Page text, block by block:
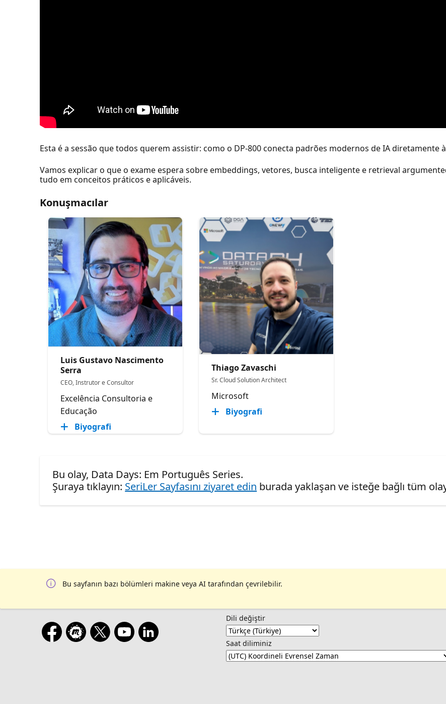
Esta é a sessão que todos querem assistir: como o DP-800 conecta padrões modernos de IA diretamente
Vamos explicar o que o exame espera sobre embeddings, vetores, busca inteligente e retrieval
tudo em conceitos práticos e aplicáveis.
Konuşmacılar
Luis Gustavo Nascimento
Serra
CEO, Instrutor e Consultor
Excelência Consultoria e
Educação
Biyografi
Thiago Zavaschi
Sr. Cloud Solution Architect
Microsoft
Biyografi
Bu olay, Data Days: Em Português Series.
Şuraya tıklayın: SeriLer Sayfasını ziyaret edin burada yaklaşan ve isteğe bağlı tüm
Bu sayfanın bazı bölümleri makine veya AI tarafından çevrilebilir.
Dili değiştir
Saat diliminiz